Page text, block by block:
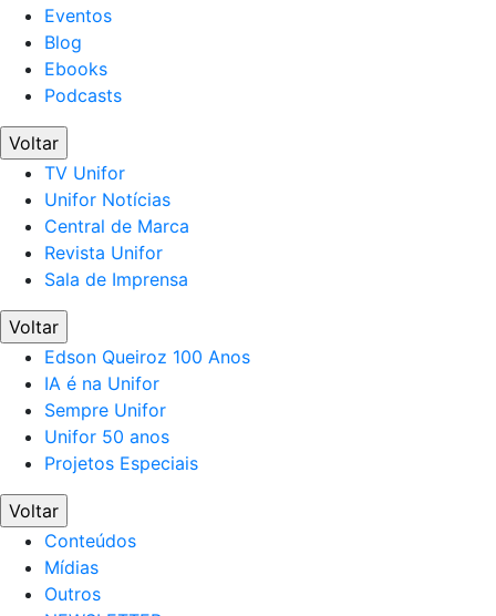
Eventos
Blog
Ebooks
Podcasts
Voltar
TV Unifor
Unifor Notícias
Central de Marca
Revista Unifor
Sala de Imprensa
Voltar
Edson Queiroz 100 Anos
IA é na Unifor
Sempre Unifor
Unifor 50 anos
Projetos Especiais
Voltar
Conteúdos
Mídias
Outros